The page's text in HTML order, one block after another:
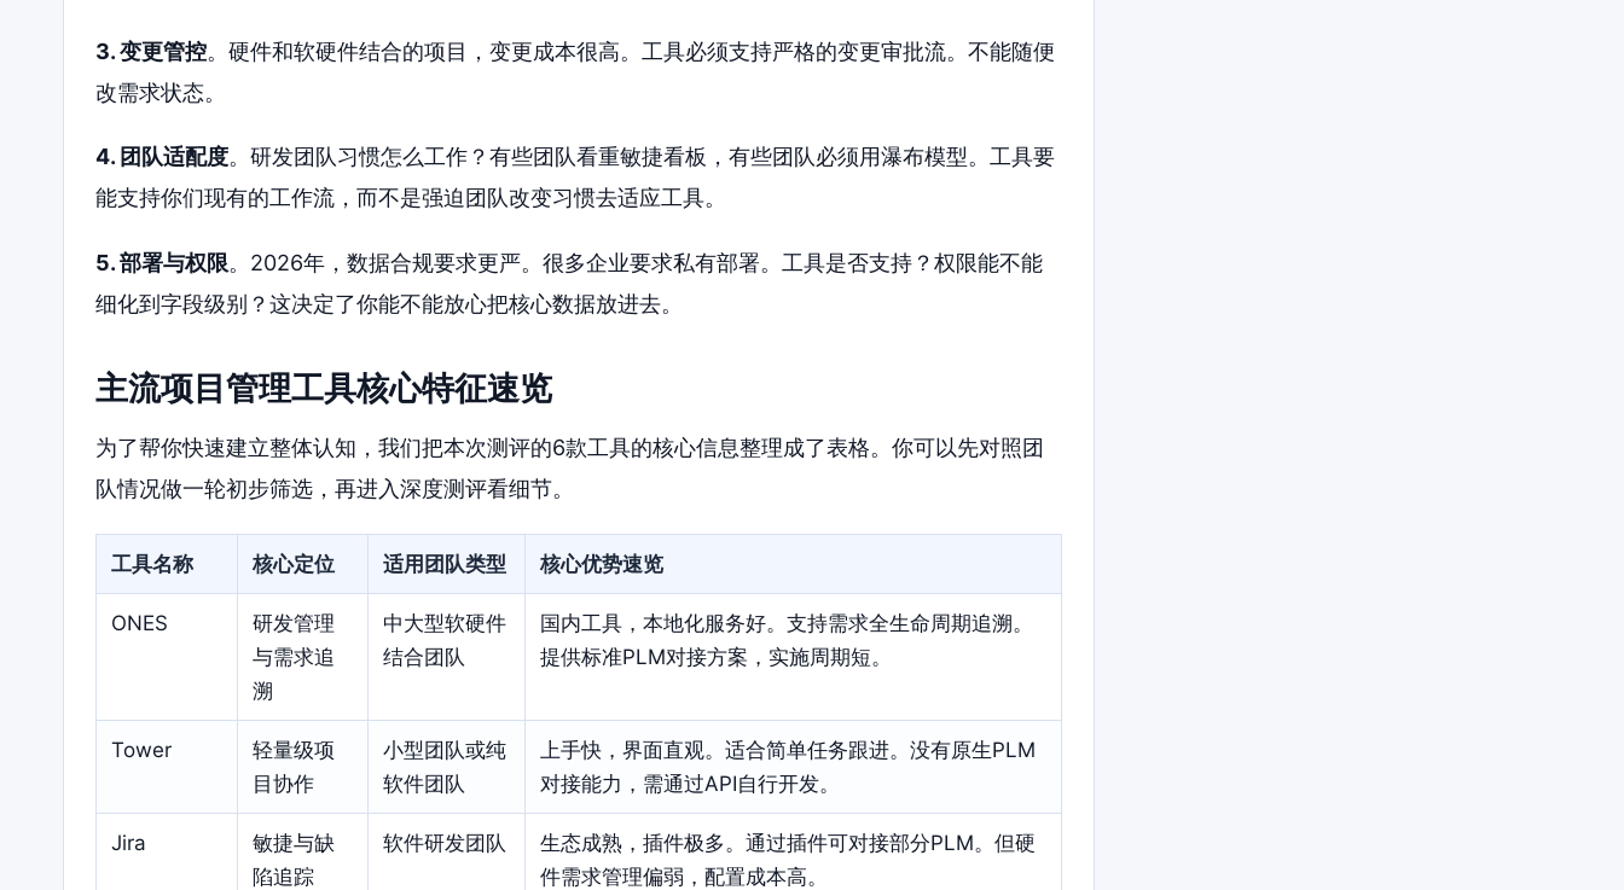
3. 变更管控。硬件和软硬件结合的项目，变更成本很高。工具必须支持严格的变更审批流。不能随便
改需求状态。
4. 团队适配度。研发团队习惯怎么工作？有些团队看重敏捷看板，有些团队必须用瀑布模型。工具要
能支持你们现有的工作流，而不是强迫团队改变习惯去适应工具。
5. 部署与权限。2026年，数据合规要求更严。很多企业要求私有部署。工具是否支持？权限能不能
细化到字段级别？这决定了你能不能放心把核心数据放进去。
主流项目管理工具核心特征速览
为了帮你快速建立整体认知，我们把本次测评的6款工具的核心信息整理成了表格。你可以先对照团
队情况做一轮初步筛选，再进入深度测评看细节。
工具名称 核心定位 适用团队类型 核心优势速览
ONES
研发管理
与需求追
溯
中大型软硬件
结合团队
国内工具，本地化服务好。支持需求全生命周期追溯。
提供标准PLM对接方案，实施周期短。
Tower
轻量级项
目协作
小型团队或纯
软件团队
上手快，界面直观。适合简单任务跟进。没有原生PLM
对接能力，需通过API自行开发。
Jira
敏捷与缺
陷追踪
软件研发团队
生态成熟，插件极多。通过插件可对接部分PLM。但硬
件需求管理偏弱，配置成本高。